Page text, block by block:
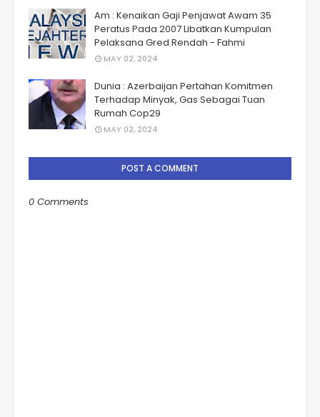
Am : Kenaikan Gaji Penjawat Awam 35
Peratus Pada 2007 Libatkan Kumpulan
Pelaksana Gred Rendah - Fahmi
MAY 02, 2024
Dunia : Azerbaijan Pertahan Komitmen
Terhadap Minyak, Gas Sebagai Tuan
Rumah Cop29
MAY 02, 2024
POST A COMMENT
0 Comments